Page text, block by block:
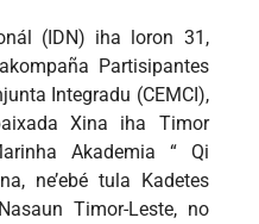
(IDN) iha loron 31,
Partisipantes
Integradu (CEMCI),
Xina iha Timor
Akademia “ Qi
ne’ebé tula Kadetes
Timor-Leste, no